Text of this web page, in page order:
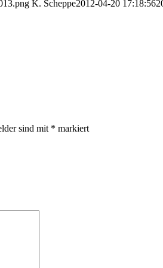
K. Scheppe2012-04-20 17:18:56
sind mit * markiert